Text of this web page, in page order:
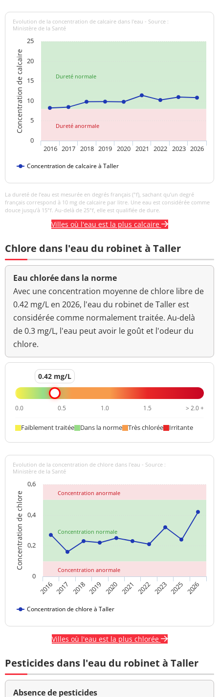
Titre alcalimétrique
complet
11,9 °f
Température de l'eau
Titre hydrotimétrique
Turbidité
néphélométrique NFU
<=2 NFU
Dureté normale
Dureté anormale
Concentration de calcaire
Evolution de la concentration de calcaire dans l'eau - Source :
Ministère de la Santé
Concentration de calcaire à Taller
2016 2017 2018 2019 2020 2021 2022 2023 2026
0
5
10
15
20
25
La dureté de l’eau est mesurée en degrés français (°f), sachant qu’un degré
français correspond à 10 mg de calcaire par litre. Une eau est considérée comme
douce jusqu’à 15°f. Au-delà de 25°f, elle est qualifiée de dure.
Villes où l'eau est la plus calcaire
Chlore dans l'eau du robinet à Taller
Eau chlorée dans la norme
Avec une concentration moyenne de chlore libre de
0.42 mg/L en 2026, l'eau du robinet de Taller est
considérée comme normalement traitée. Au-delà
de 0.3 mg/L, l'eau peut avoir le goût et l'odeur du
chlore.
0.42 mg/L
0.0 0.5 1.0 1.5 > 2.0 +
Faiblement traitée Dans la norme Très chlorée Irritante
Concentration normale
Concentration anormale
Concentration anormale
Concentration de chlore
Evolution de la concentration de chlore dans l'eau - Source :
Ministère de la Santé
Concentration de chlore à Taller
2016 2017 2018 2019 2020 2021 2022 2023 2025 2026
0
0,2
0,4
0,6
Villes où l'eau est la plus chlorée
Pesticides dans l'eau du robinet à Taller
Absence de pesticides